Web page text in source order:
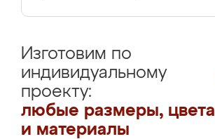
Изготовим по
индивидуальному
проекту:
любые размеры, цвета
и материалы